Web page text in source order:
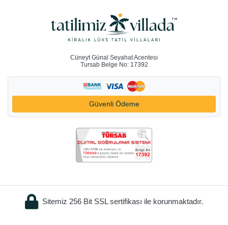
Cüneyt Günal Seyahat Acentesı
Tursab Belge No: 17392
Güvenli Ödeme
Sitemiz 256 Bit SSL sertifikası ile korunmaktadır.